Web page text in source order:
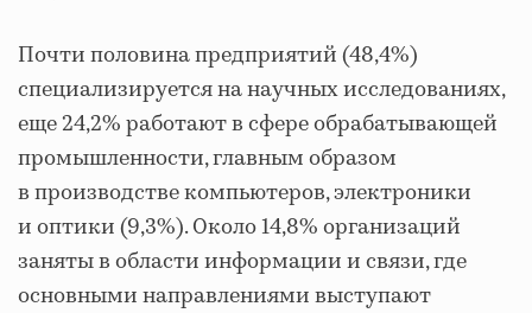
Почти половина предприятий (48,4%)
специализируется на научных исследованиях,
еще 24,2% работают в сфере обрабатывающей
промышленности, главным образом
в производстве компьютеров, электроники
и оптики (9,3%). Около 14,8% организаций
заняты в области информации и связи, где
основными направлениями выступают